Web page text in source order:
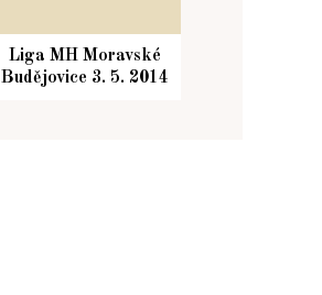
Liga MH Moravské
Budějovice 3. 5. 2014